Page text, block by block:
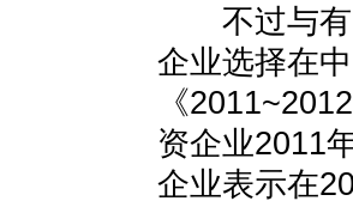
不过与有
企业选择在
《
资企业2011
企业表示在